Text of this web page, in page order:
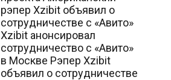
рэпер Xzibit объявил о
сотрудничестве с «Авито»
Xzibit анонсировал
сотрудничество с «Авито»
в Москве Рэпер Xzibit
объявил о сотрудничестве